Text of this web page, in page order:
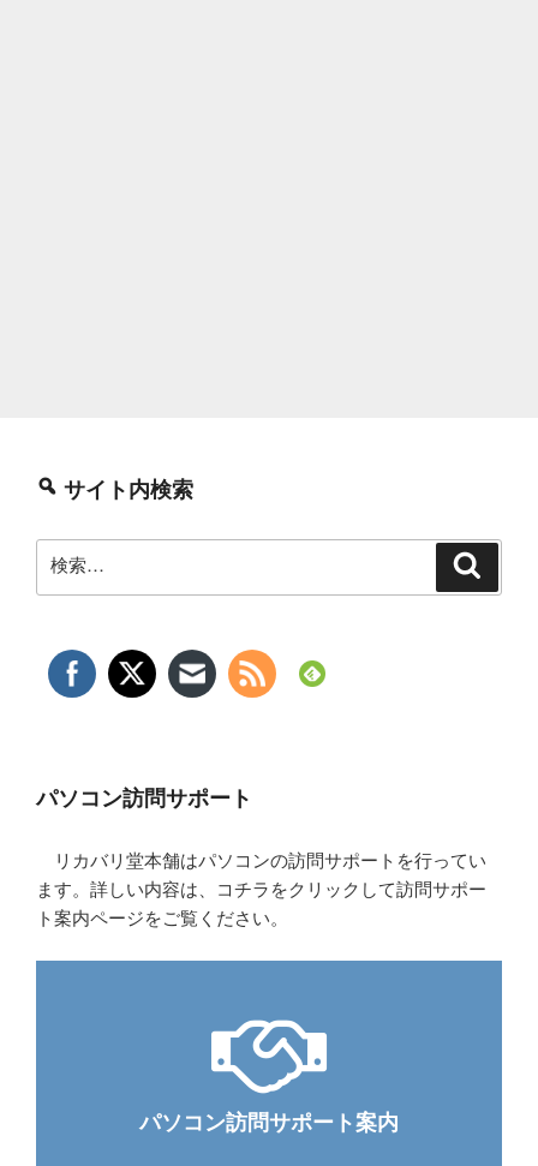
サイト内検索
索:
パソコン訪問サポート
リカバリ堂本舗はパソコンの訪問サポートを行ってい
ます。詳しい内容は、コチラをクリックして訪問サポー
ト案内ページをご覧ください。
パソコン訪問サポート案内